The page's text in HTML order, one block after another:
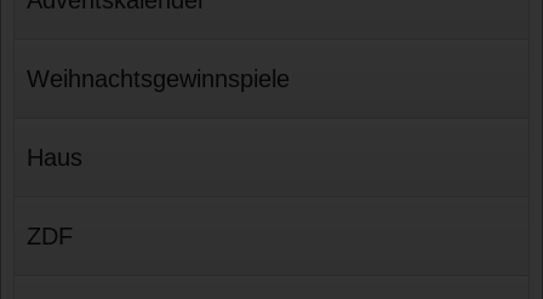
Weihnachtsgewinnspiele
Haus
ZDF